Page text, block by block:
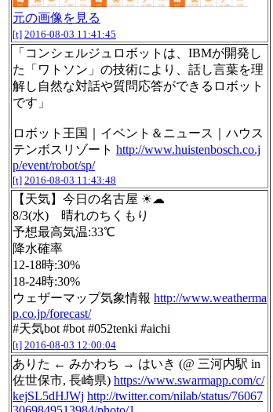
元の画像を見る
[t] 2016-08-03 11:41:45
「コンシェルジュロボットは、IBMが開発し
た「ワトソン」の技術により、話し言葉を理
解し自然な対話や質問応答ができるロボット
です」
ロボット王国｜イベント＆ニュース｜ハウス
テンボスリゾート http://www.huistenbosch.co.j
p/event/robot/sp/
[t] 2016-08-03 11:43:48
【天気】今日の名古屋 ☀☁
8/3(水) 晴れのちくもり
予想最高気温:33℃
降水確率
12-18時:30%
18-24時:30%
ウェザーマップ気象情報 http://www.weatherma
p.co.jp/forecast/
#天気bot #bot #052tenki #aichi
[t] 2016-08-03 12:00:04
ありた ← みかわち → はいき (@ 三河内駅 in
佐世保市, 長崎県) https://www.swarmapp.com/c/
kejSL5dHJWj http://twitter.com/nilab/status/76067